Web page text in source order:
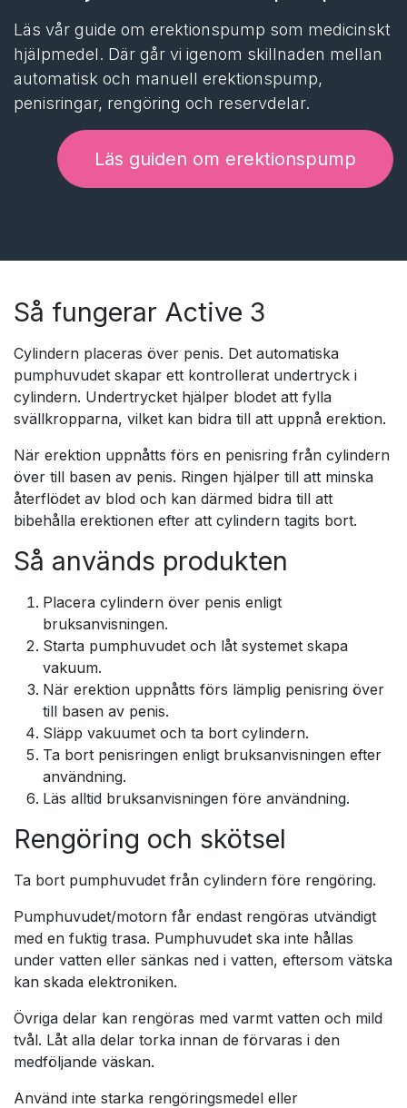
Läs vår guide om erektionspump som medicinskt
hjälpmedel. Där går vi igenom skillnaden mellan
automatisk och manuell erektionspump,
penisringar, rengöring och reservdelar.
Läs guiden om erektionspump
Så fungerar Active 3
Cylindern placeras över penis. Det automatiska
pumphuvudet skapar ett kontrollerat undertryck i
cylindern. Undertrycket hjälper blodet att fylla
svällkropparna, vilket kan bidra till att uppnå erektion.
När erektion uppnåtts förs en penisring från cylindern
över till basen av penis. Ringen hjälper till att minska
återflödet av blod och kan därmed bidra till att
bibehålla erektionen efter att cylindern tagits bort.
Så används produkten
Placera cylindern över penis enligt
bruksanvisningen.
Starta pumphuvudet och låt systemet skapa
vakuum.
När erektion uppnåtts förs lämplig penisring över
till basen av penis.
Släpp vakuumet och ta bort cylindern.
Ta bort penisringen enligt bruksanvisningen efter
användning.
Läs alltid bruksanvisningen före användning.
Rengöring och skötsel
Ta bort pumphuvudet från cylindern före rengöring.
Pumphuvudet/motorn får endast rengöras utvändigt
med en fuktig trasa. Pumphuvudet ska inte hållas
under vatten eller sänkas ned i vatten, eftersom vätska
kan skada elektroniken.
Övriga delar kan rengöras med varmt vatten och mild
tvål. Låt alla delar torka innan de förvaras i den
medföljande väskan.
Använd inte starka rengöringsmedel eller